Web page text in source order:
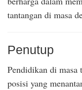
tantangan di masa
Penutup
Pendidikan di masa
posisi yang